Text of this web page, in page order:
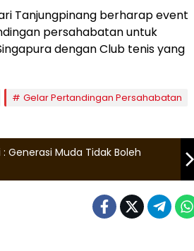
Tanjungpinang berharap event
persahabatan untuk
dengan Club tenis yang
Gelar Pertandingan Persahabatan
Generasi Muda Tidak Boleh